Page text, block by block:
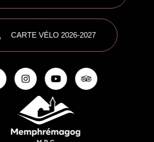
CARTE VÉLO 2026-2027